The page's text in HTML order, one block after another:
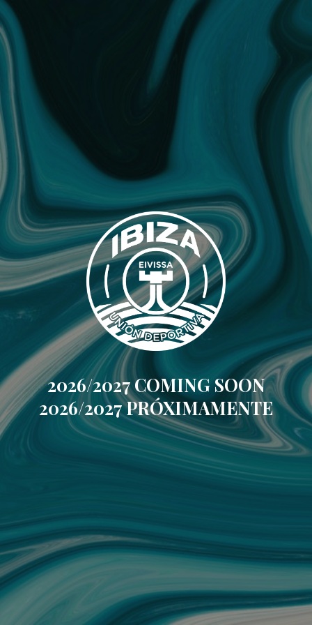
2026/2027 COMING SOON
2026/2027 PRÓXIMAMENTE